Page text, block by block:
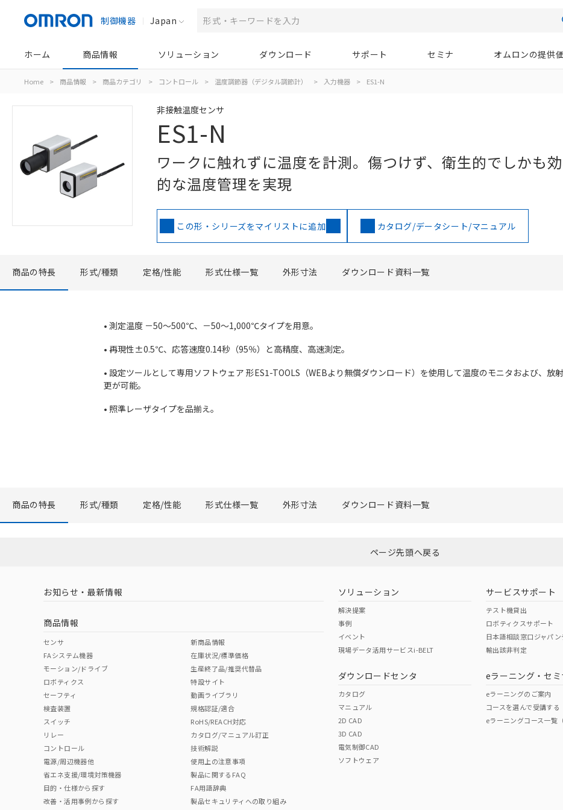
制御機器 Japan
ホーム 商品情報 ソリューション ダウンロード サポート セミナ オムロンの提供
Home > 商品情報 > 商品カテゴリ > コントロール > 温度調節器（デジタル調節計） > 入力機器 > ES1-N
非接触温度センサ
ES1-N
ワークに触れずに温度を計測。傷つけず、衛生的でしかも
的な温度管理を実現
この形・シリーズをマイリストに追加 カタログ/データシート/マニュアル
商品の特長 形式/種類 定格/性能 形式仕様一覧 外形寸法 ダウンロード資料一覧
• 測定温度 －50～500℃、－50～1,000℃タイプを用意。
• 再現性±0.5℃、応答速度0.14秒（95％）と高精度、高速測定。
• 設定ツールとして専用ソフトウェア 形ES1-TOOLS（WEBより無償ダウンロード）を使用して温度のモニタおよび、放
更が可能。
• 照準レーザタイプを品揃え。
商品の特長 形式/種類 定格/性能 形式仕様一覧 外形寸法 ダウンロード資料一覧
ページ先頭へ戻る
お知らせ・最新情報
商品情報
センサ
FAシステム機器
モーション/ドライブ
ロボティクス
セーフティ
検査装置
スイッチ
リレー
コントロール
電源/周辺機器他
省エネ支援/環境対策機器
目的・仕様から探す
改善・活用事例から探す
新商品情報
在庫状況/標準価格
生産終了品/推奨代替品
特設サイト
動画ライブラリ
規格認証/適合
RoHS/REACH対応
カタログ/マニュアル訂正
技術解説
使用上の注意事項
製品に関するFAQ
FA用語辞典
製品セキュリティへの取り組み
ソリューション
解決提案
事例
イベント
現場データ活用サービスi-BELT
ダウンロードセンタ
カタログ
マニュアル
2D CAD
3D CAD
電気制御CAD
ソフトウェア
サービスサポート
テスト機貸出
ロボティクスサポート
日本語相談窓口ジャパン
輸出該非判定
eラーニング・セミ
eラーニングのご案内
コースを選んで受講する
eラーニングコース一覧（